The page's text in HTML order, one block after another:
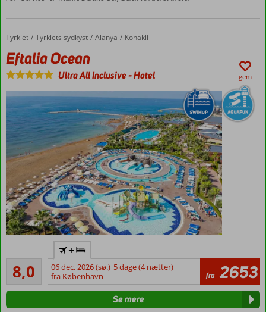
for børn
og
13.000
m2 stort
spacenter
Mulighed
for
værelse
med
swim-up
Værelser
med
Forside
Tyrkiet Tyrkiets sydkyst Alanya Konakli
Eftalia Ocean
Eftalia Ocean
Ultra All Inclusive-Hotel gem
til
Gazipasa
Flere
8,0
Meget godt
160
anmeldelser
+
06 dec. 2026 (sø.) 5 dage (4 nætter)
fra København
fra 2653
Se mere